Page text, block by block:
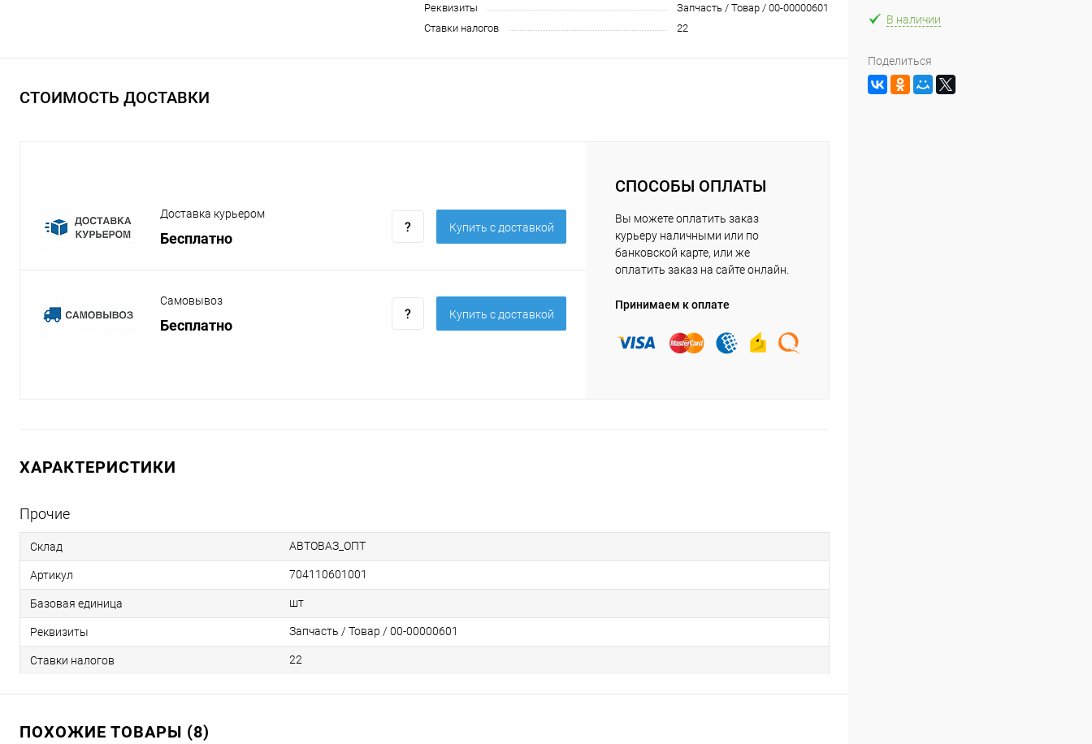
Реквизиты
Запчасть / Товар / 00-00000601
Ставки налогов
22
СТОИМОСТЬ ДОСТАВКИ
Доставка курьером
Бесплатно
Купить c доставкой
Самовывоз
Бесплатно
Купить c доставкой
СПОСОБЫ ОПЛАТЫ
Вы можете оплатить заказ
курьеру наличными или по
банковской карте, или же
оплатить заказ на сайте онлайн.
Принимаем к оплате
ХАРАКТЕРИСТИКИ
Прочие
Склад АВТОВАЗ_ОПТ
Артикул 704110601001
Базовая единица шт
Реквизиты Запчасть / Товар / 00-00000601
Ставки налогов 22
ПОХОЖИЕ ТОВАРЫ (8)
В наличии
Поделиться